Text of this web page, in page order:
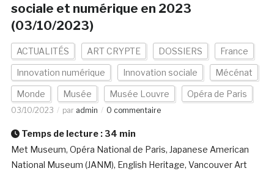
sociale et numérique en 2023
(03/10/2023)
ACTUALITÉS ART CRYPTE DOSSIERS France
Innovation numérique Innovation sociale Mécénat
Monde Musée Musée Louvre Opéra de Paris
03/10/2023 par admin 0 commentaire
Temps de lecture : 34 min
Met Museum, Opéra National de Paris, Japanese American
National Museum (JANM), English Heritage, Vancouver Art